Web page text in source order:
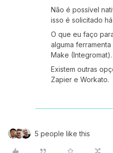
Não é possível
isso é solicitado
O que eu faço
alguma
Make (Integromat).
Existem outras
Zapier e Workato.
5 people like this